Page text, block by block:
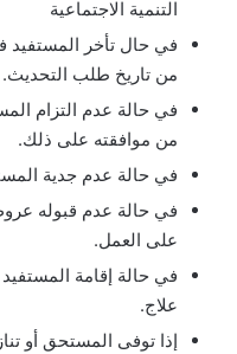
التنمية الاجتماعية
في حال تأخر المستفيد
من تاريخ طلب التحديث.
في حالة عدم التزام
من موافقته على ذلك.
في حالة عدم جدية
في حالة عدم قبوله
على العمل.
في حالة إقامة
علاج.
إذا توفى المستحق أو